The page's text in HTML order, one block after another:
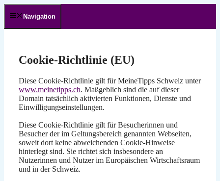
Zum
Inhalt Navigation
Cookie-Richtlinie (EU)
Diese Cookie-Richtlinie gilt für MeineTipps Schweiz unter
www.meinetipps.ch. Maßgeblich sind die auf dieser
Domain tatsächlich aktivierten Funktionen, Dienste und
Einwilligungseinstellungen.
Diese Cookie-Richtlinie gilt für Besucherinnen und
Besucher der im Geltungsbereich genannten Webseiten,
soweit dort keine abweichenden Cookie-Hinweise
hinterlegt sind. Sie richtet sich insbesondere an
Nutzerinnen und Nutzer im Europäischen Wirtschaftsraum
und in der Schweiz.